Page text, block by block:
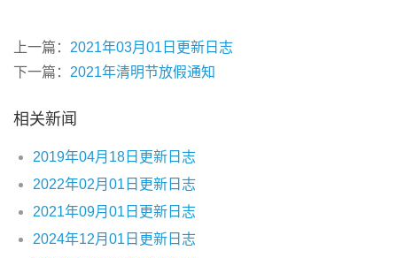
上一篇： 2021年03月01日更新日志
下一篇： 2021年清明节放假通知
相关新闻
2019年04月18日更新日志
2022年02月01日更新日志
2021年09月01日更新日志
2024年12月01日更新日志